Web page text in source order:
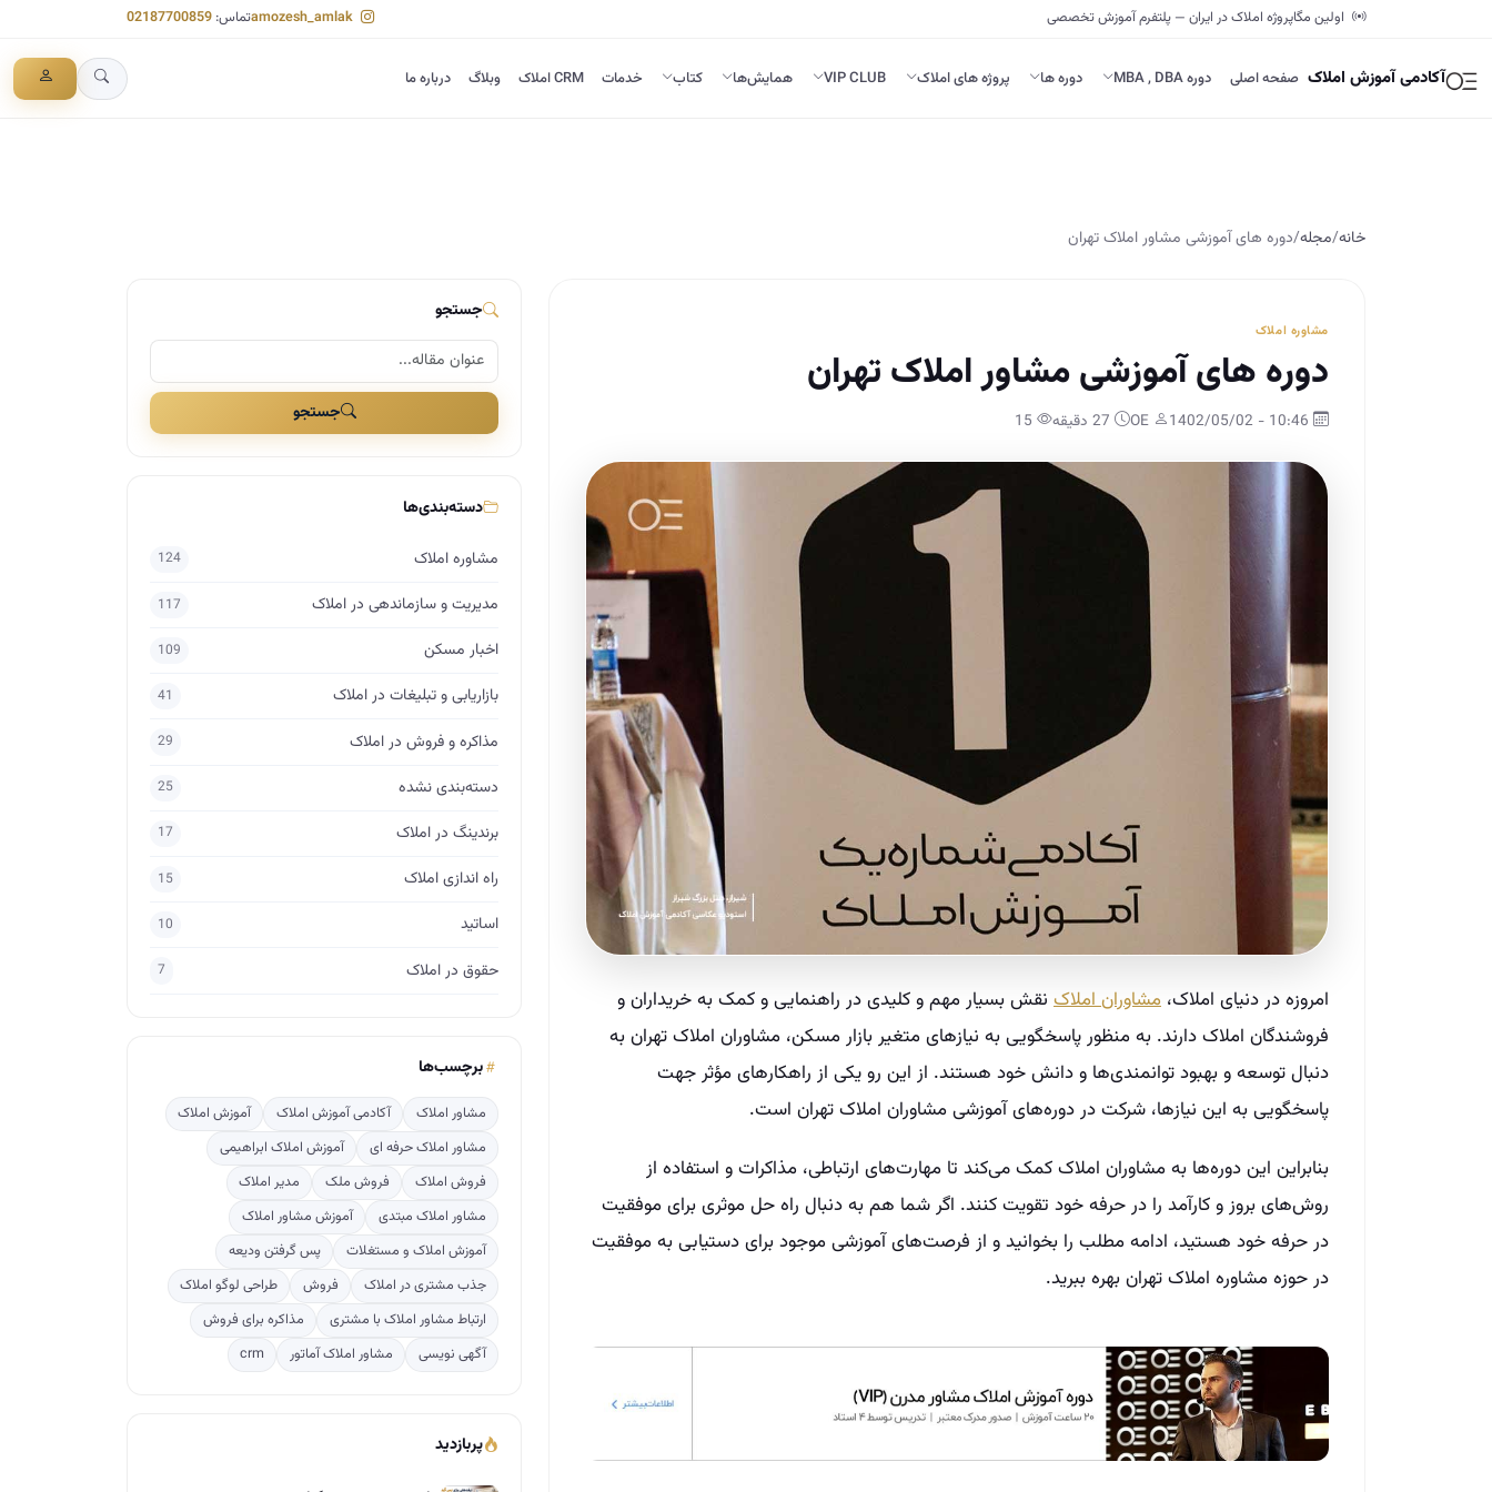
اولین مگاپروژه املاک در ایران — پلتفرم آموزش تخصصی تماس: 02187700859
آکادمی آموزش املاک صفحه اصلی دوره MBA , DBA دوره ها پروژه های املاک VIP CLUB همایش‌ها کتاب خدمات CRM املاک وبلاگ درباره ما
خانه/مجله/دوره های آموزشی مشاور املاک تهران
مشاوره املاک
دوره های آموزشی مشاور املاک تهران
امروزه در دنیای املاک، مشاوران املاک نقش بسیار مهم و کلیدی در راهنمایی و کمک به خریداران و
فروشندگان املاک دارند. به منظور پاسخگویی به نیازهای متغیر بازار مسکن، مشاوران املاک تهران به
دنبال توسعه و بهبود توانمندی‌‌ها و دانش خود هستند. از این رو یکی از راهکارهای مؤثر جهت
پاسخگویی به این نیازها، شرکت در دوره‌‌های آموزشی مشاوران املاک تهران است.
بنابراین این دوره‌‌ها به مشاوران املاک کمک می‌‌کند تا مهارت‌‌های ارتباطی، مذاکرات و استفاده از
روش‌‌های بروز و کارآمد را در حرفه خود تقویت کنند. اگر شما هم به دنبال راه حل موثری برای موفقیت
در حرفه خود هستید، ادامه مطلب را بخوانید و از فرصت‌‌های آموزشی موجود برای دستیابی به موفقیت
در حوزه مشاوره املاک تهران بهره ببرید.
جستجو
جستجو
دسته‌بندی‌ها
مشاوره املاک 124
مدیریت و سازماندهی در املاک 117
اخبار مسکن 109
بازاریابی و تبلیغات در املاک 41
مذاکره و فروش در املاک 29
دسته‌بندی نشده 25
برندینگ در املاک 17
راه اندازی املاک 15
اساتید 10
حقوق در املاک 7
برچسب‌ها
مشاور املاک آکادمی آموزش املاک
آموزش املاک
مشاور املاک حرفه ای
آموزش املاک ابراهیمی
فروش املاک
فروش ملک
مدیر املاک
مشاور املاک مبتدی
آموزش مشاور املاک
آموزش املاک و مستغلات
پس گرفتن ودیعه
جذب مشتری در املاک
فروش
طراحی لوگو املاک
ارتباط مشاور املاک با مشتری
مذاکره برای فروش
آگهی نویسی
مشاور املاک آماتور crm
پربازدید